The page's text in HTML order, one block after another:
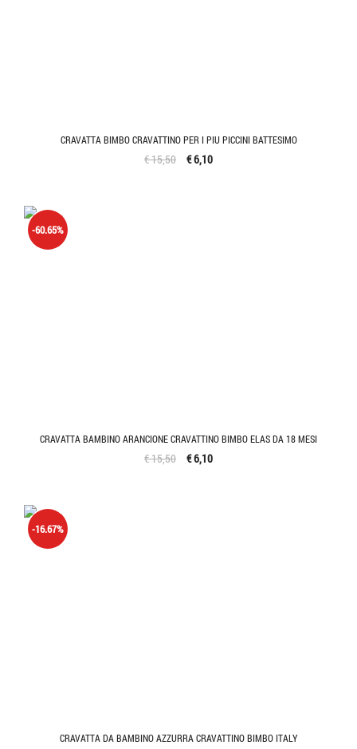
CRAVATTA BIMBO CRAVATTINO PER I PIU PICCINI BATTESIMO
€ 15,50 € 6,10
CRAVATTA BAMBINO ARANCIONE CRAVATTINO BIMBO ELAS DA 18 MESI
-60.65%
€ 15,50 € 6,10
CRAVATTA DA BAMBINO AZZURRA CRAVATTINO BIMBO ITALY
-16.67%